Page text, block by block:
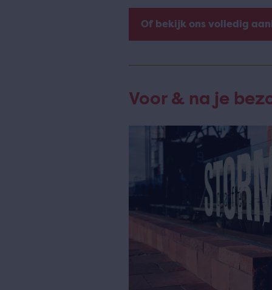
Of bekijk ons volledig
Voor & na je